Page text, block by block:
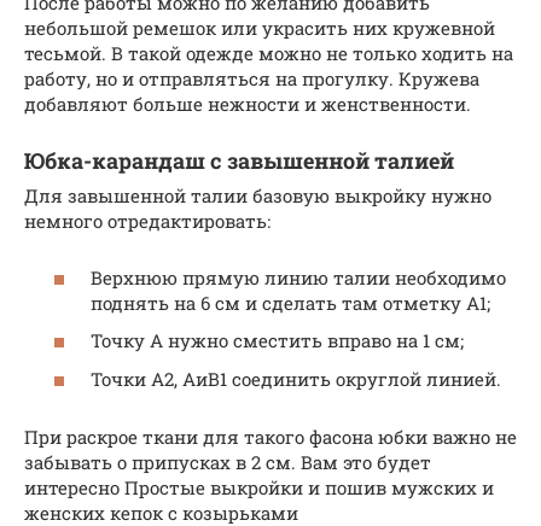
небольшой ремешок или украсить них кружевной
тесьмой. В такой одежде можно не только ходить на
работу, но и отправляться на прогулку. Кружева
добавляют больше нежности и женственности.
Юбка-карандаш с завышенной талией
Для завышенной талии базовую выкройку нужно
немного отредактировать:
Верхнюю прямую линию талии необходимо
поднять на 6 см и сделать там отметку А1;
Точку А нужно сместить вправо на 1 см;
Точки А2, АиВ1 соединить округлой линией.
При раскрое ткани для такого фасона юбки важно не
забывать о припусках в 2 см. Вам это будет
интересно Простые выкройки и пошив мужских и
женских кепок с козырьками